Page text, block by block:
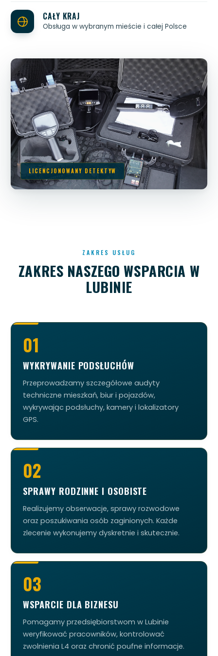
LICENCJONOWANY DETEKTYW
CAŁY KRAJ
Obsługa w wybranym mieście i całej Polsce
ZAKRES USŁUG
ZAKRES NASZEGO WSPARCIA W
LUBINIE
01
WYKRYWANIE PODSŁUCHÓW
Przeprowadzamy szczegółowe audyty
techniczne mieszkań, biur i pojazdów,
wykrywając podsłuchy, kamery i lokalizatory
GPS.
02
SPRAWY RODZINNE I OSOBISTE
Realizujemy obserwacje, sprawy rozwodowe
oraz poszukiwania osób zaginionych. Każde
zlecenie wykonujemy dyskretnie i skutecznie.
03
WSPARCIE DLA BIZNESU
Pomagamy przedsiębiorstwom w Lubinie
weryfikować pracowników, kontrolować
zwolnienia L4 oraz chronić poufne informacje.